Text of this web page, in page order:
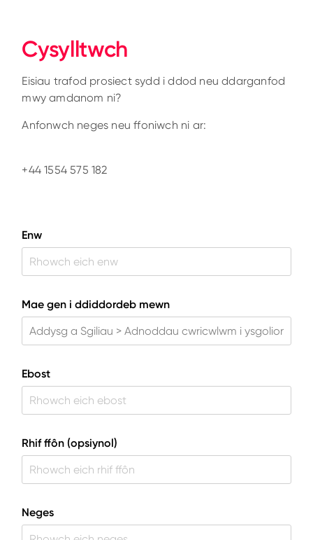
Cysylltwch
Eisiau trafod prosiect sydd i ddod neu ddarganfod
mwy amdanom ni?
Anfonwch neges neu ffoniwch ni ar:
+44 1554 575 182
Enw
Mae gen i ddiddordeb mewn
Ebost
Rhif ffôn (opsiynol)
Neges